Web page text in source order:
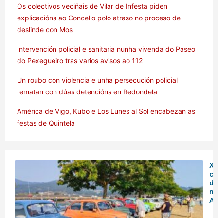
Os colectivos veciñais de Vilar de Infesta piden
explicacións ao Concello polo atraso no proceso de
deslinde con Mos
Intervención policial e sanitaria nunha vivenda do Paseo
do Pexegueiro tras varios avisos ao 112
Un roubo con violencia e unha persecución policial
rematan con dúas detencións en Redondela
América de Vigo, Kubo e Los Lunes al Sol encabezan as
festas de Quintela